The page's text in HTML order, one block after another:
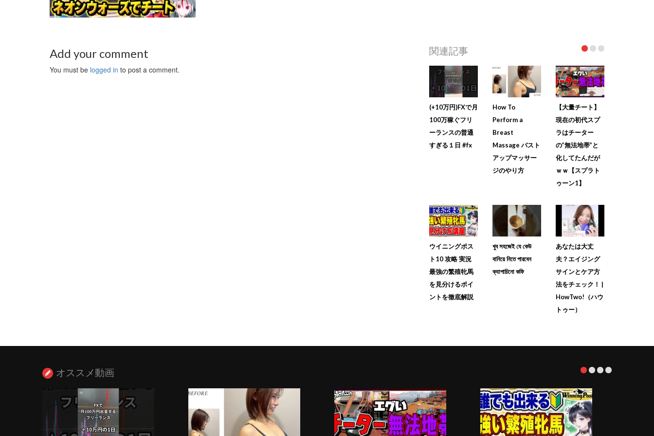
Add your comment
You must be logged in to post a comment.
関連記事
(+10万円)FXで月
100万稼ぐフリ
ーランスの普通
すぎる１日 #fx
How To
Perform a
Breast
Massage バスト
アップマッサー
ジのやり方
【大量チート】
現在の初代スプ
ラはチーター
の”無法地帯”と
化してたんだが
ｗｗ【スプラト
ゥーン1】
ウイニングポス
ト10 攻略 実況
最強の繁殖牝馬
を見分けるポイ
ントを徹底解説
খুব সহজেই যে কেউ
বানিয়ে নিতে পারবেন
ক্যাপাচিনো কফি
あなたは大丈
夫？エイジング
サインとケア方
法をチェック！ |
HowTwo!（ハウ
トゥー）
オススメ動画